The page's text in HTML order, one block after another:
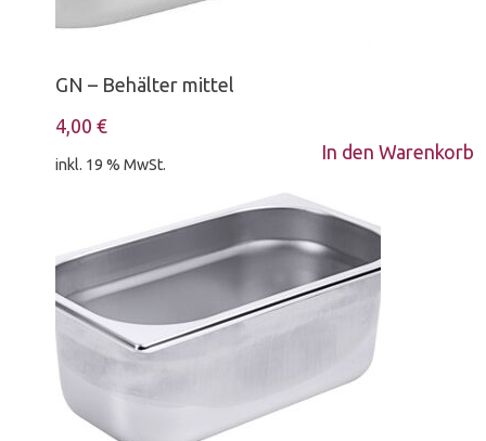
GN – Behälter mittel
4,00€
inkl. 19 % MwSt.
In den Warenkorb